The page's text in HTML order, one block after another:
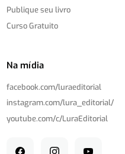
Publique seu livro
Curso Gratuito
Na mídia
facebook.com/luraeditorial
instagram.com/lura_editorial/
youtube.com/c/LuraEditorial